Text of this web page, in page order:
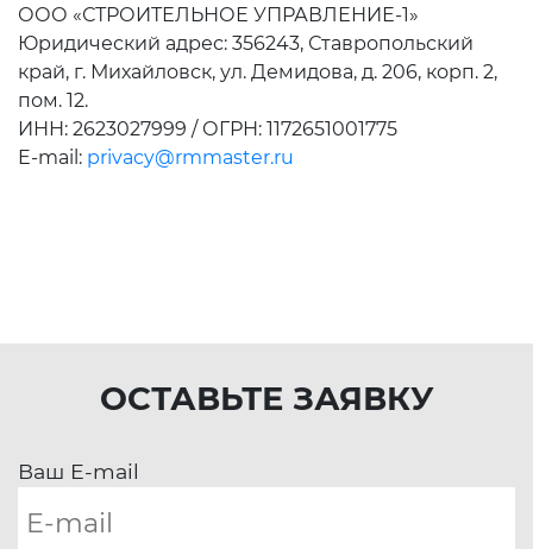
ООО «СТРОИТЕЛЬНОЕ УПРАВЛЕНИЕ-1»
Юридический адрес: 356243, Ставропольский
край, г. Михайловск, ул. Демидова, д. 206, корп. 2,
пом. 12.
ИНН: 2623027999 / ОГРН: 1172651001775
E-mail: privacy@rmmaster.ru
ОСТАВЬТЕ ЗАЯВКУ
Ваш E-mail